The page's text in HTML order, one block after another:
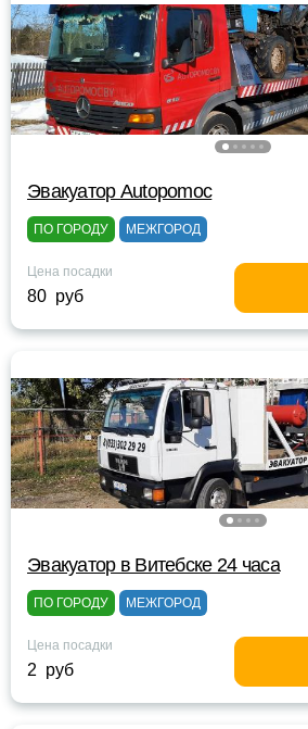
Эвакуатор Autopomoc
ПО ГОРОДУ МЕЖГОРОД
Цена посадки
80 руб
Эвакуатор в Витебске 24 часа
ПО ГОРОДУ МЕЖГОРОД
Цена посадки
2 руб